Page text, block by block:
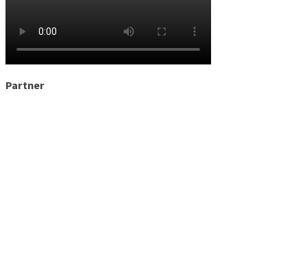
Partner